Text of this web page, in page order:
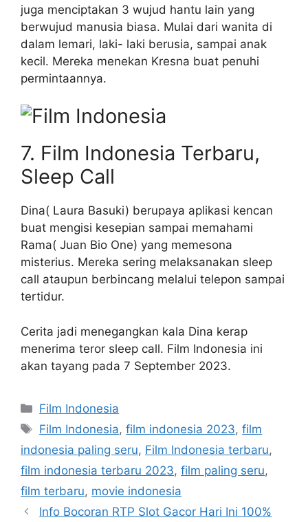
juga menciptakan 3 wujud hantu lain yang
berwujud manusia biasa. Mulai dari wanita di
dalam lemari, laki- laki berusia, sampai anak
kecil. Mereka menekan Kresna buat penuhi
permintaannya.
7. Film Indonesia Terbaru,
Sleep Call
Dina( Laura Basuki) berupaya aplikasi kencan
buat mengisi kesepian sampai memahami
Rama( Juan Bio One) yang memesona
misterius. Mereka sering melaksanakan sleep
call ataupun berbincang melalui telepon sampai
tertidur.
Cerita jadi menegangkan kala Dina kerap
menerima teror sleep call. Film Indonesia ini
akan tayang pada 7 September 2023.
Kategori
Film Indonesia
Tag
Film Indonesia,film indonesia 2023,film
indonesia paling seru, Film Indonesia terbaru,
film indonesia terbaru 2023, film paling seru,
film terbaru, movie indonesia
Info Bocoran RTP Slot Gacor Hari Ini 100%